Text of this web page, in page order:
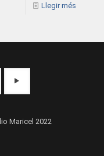
Llegir més
Maricel 2022